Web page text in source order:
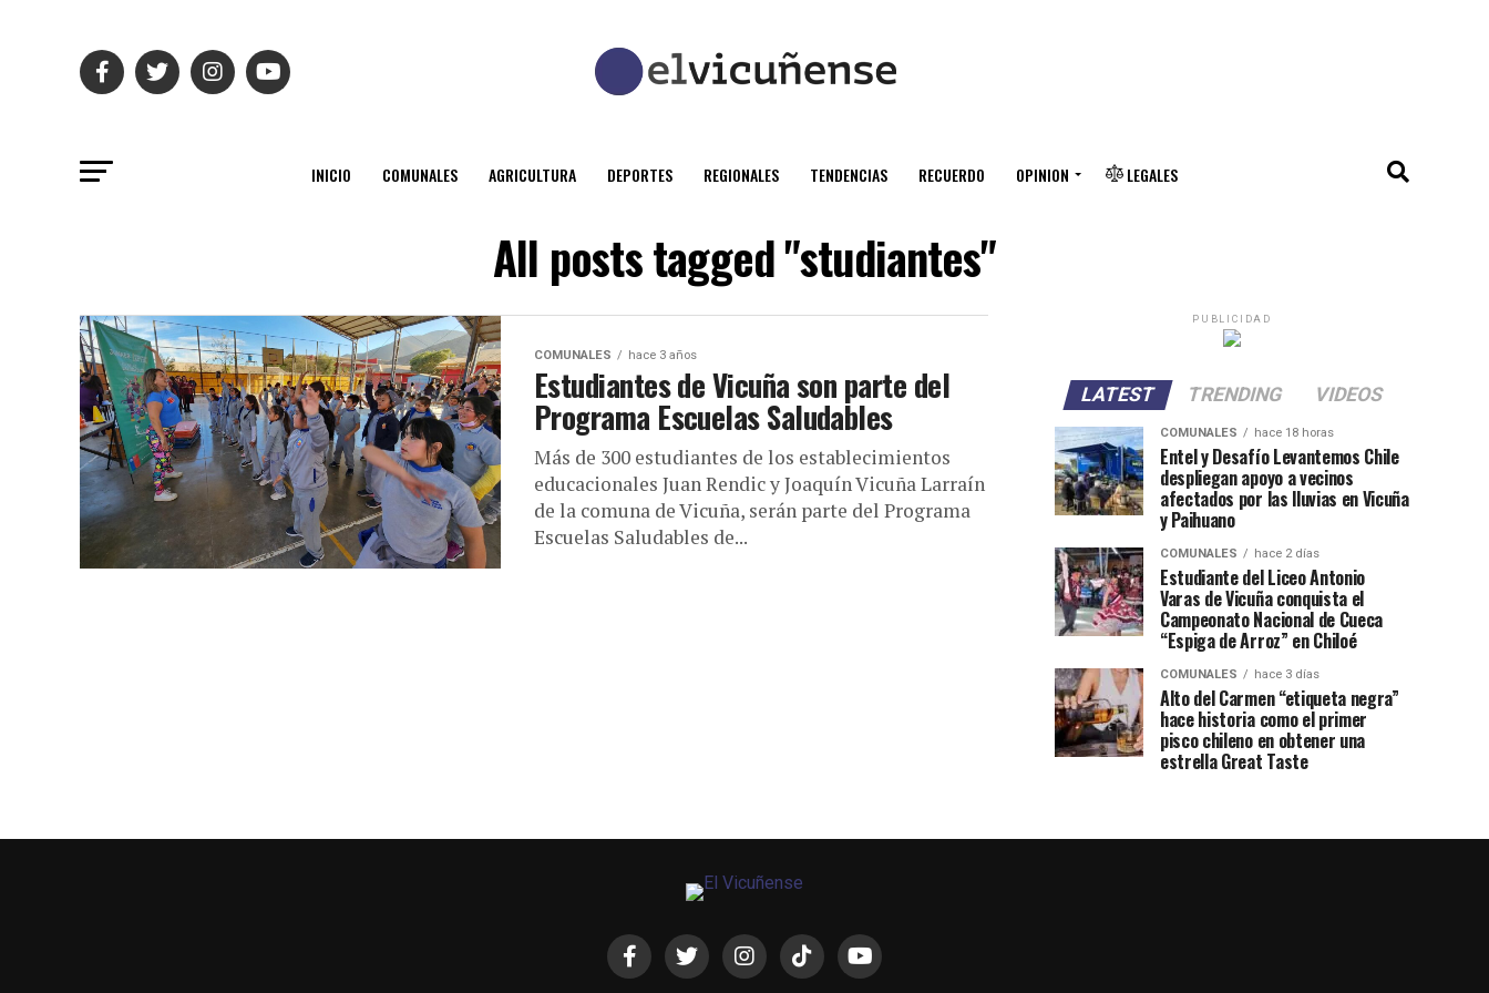
INICIO COMUNALES AGRICULTURA DEPORTES REGIONALES TENDENCIAS RECUERDO OPINION LEGALES
All posts tagged "studiantes"
COMUNALES hace 3 años
Estudiantes de Vicuña son parte del
Programa Escuelas Saludables
Más de 300 estudiantes de los establecimientos
educacionales Juan Rendic y Joaquín Vicuña Larraín
de la comuna de Vicuña, serán parte del Programa
Escuelas Saludables de...
PUBLICIDAD
LATEST TRENDING VIDEOS
COMUNALES hace 18 horas
Entel y Desafío Levantemos Chile
despliegan apoyo a vecinos
afectados por las lluvias en Vicuña
y Paihuano
COMUNALES hace 2 días
Estudiante del Liceo Antonio
Varas de Vicuña conquista el
Campeonato Nacional de Cueca
“Espiga de Arroz” en Chiloé
COMUNALES hace 3 días
Alto del Carmen “etiqueta negra”
hace historia como el primer
pisco chileno en obtener una
estrella Great Taste